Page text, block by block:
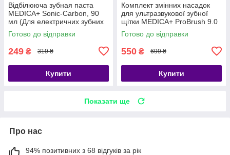
Відбілююча зубная паста
MEDICA+ Sonic-Carbon, 90
мл (Для електричних зубних
щіток)
Готово до відправки
249 ₴ 319 ₴
Купити
Комплект змінних насадок
для ультразвукової зубної
щітки MEDICA+ ProBrush 9.0
Black (4 шт.)
Готово до відправки
550 ₴ 699 ₴
Купити
Показати ще
Про нас
94% позитивних з 68 відгуків за рік